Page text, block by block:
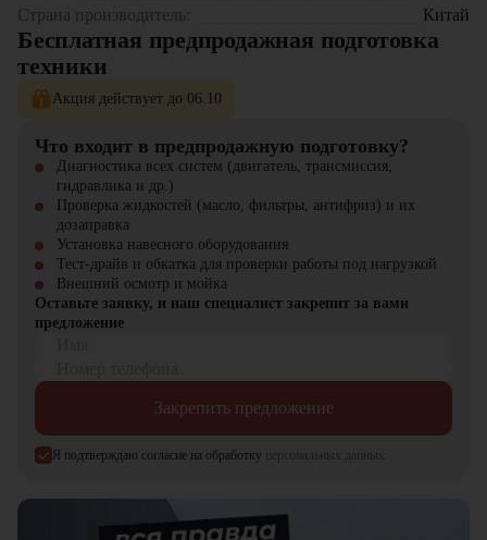
ограниченном пространстве
Надежность – прочная конструкция и долгий срок службы
Доступная цена – отличное соотношение цены и качества
Компания "ЦТО" – официальный дилер техники Hangcha,
погрузчиков, малой складской техники, навесного оборудования,
запчасти для долгосрочной эксплуатации, профессиональные
консультации по выбору техники.
Страна производитель:
Китай
Бесплатная предпродажная подготовка
техники
Акция действует до 06.10
Что входит в предпродажную подготовку?
Диагностика всех систем (двигатель, трансмиссия,
гидравлика и др.)
Проверка жидкостей (масло, фильтры, антифриз) и их
дозаправка
Установка навесного оборудования
Тест-драйв и обкатка для проверки работы под нагрузкой
Внешний осмотр и мойка
Оставьте заявку, и наш специалист закрепит за вами
предложение
Закрепить предложение
Я подтверждаю согласие на обработку персональных данных